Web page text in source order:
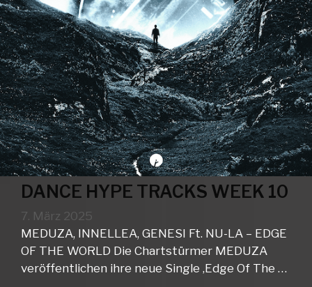
DANCE HYPE TRACKS WEEK 10
7. März 2025
MEDUZA, INNELLEA, GENESI Ft. NU-LA – EDGE
OF THE WORLD Die Chartstürmer MEDUZA
veröffentlichen ihre neue Single ‚Edge Of The …